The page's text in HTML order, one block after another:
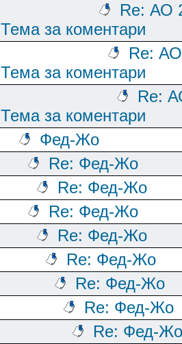
Re: АО
Тема за коментари
Re:
Тема за коментари
Re:
Тема за коментари
Фед-Жо
Re: Фед-Жо
Re: Фед-Жо
Re: Фед-Жо
Re: Фед-Жо
Re: Фед-Жо
Re: Фед-Жо
Re: Фед-Жо
Re: Фед-Жо